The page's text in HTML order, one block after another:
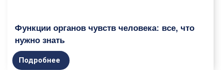
Функции органов чувств человека: все, что
нужно знать
Подробнее